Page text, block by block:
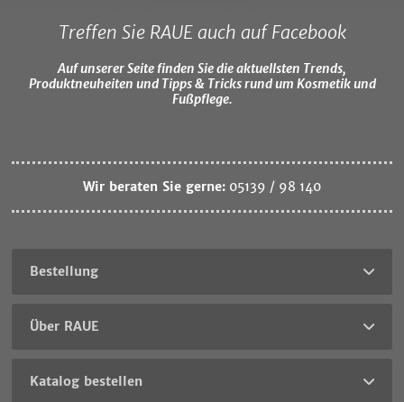
Treffen Sie RAUE auch auf Facebook
Auf unserer Seite finden Sie die aktuellsten Trends,
Produktneuheiten und Tipps & Tricks rund um Kosmetik und
Fußpflege.
Wir beraten Sie gerne: 05139 / 98 140
Bestellung
Über RAUE
Katalog bestellen